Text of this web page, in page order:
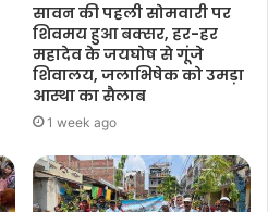
सावन की पहली सोमवारी पर
शिवमय हुआ बक्सर, हर-हर
महादेव के जयघोष से गूंजे
शिवालय, जलाभिषेक को उमड़ा
आस्था का सैलाब
1 week ago